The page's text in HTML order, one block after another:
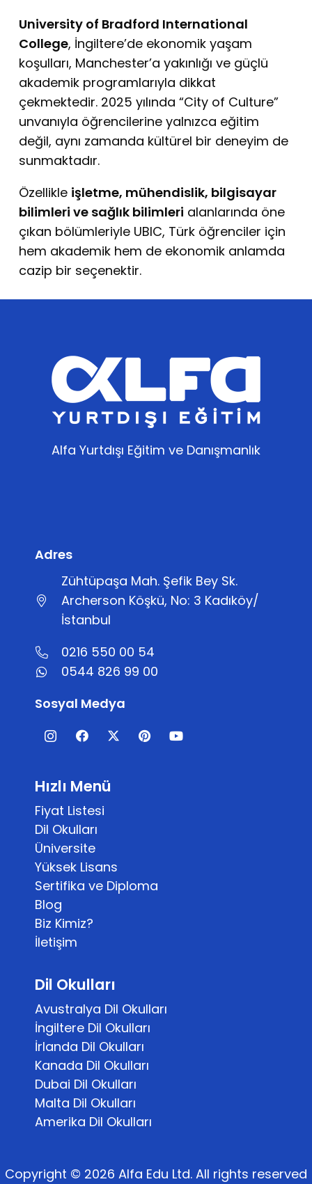
University of Bradford International
College, İngiltere’de ekonomik yaşam
koşulları, Manchester’a yakınlığı ve güçlü
akademik programlarıyla dikkat
çekmektedir. 2025 yılında “City of Culture”
unvanıyla öğrencilerine yalnızca eğitim
değil, aynı zamanda kültürel bir deneyim de
sunmaktadır.
Özellikle işletme, mühendislik, bilgisayar
bilimleri ve sağlık bilimleri alanlarında öne
çıkan bölümleriyle UBIC, Türk öğrenciler için
hem akademik hem de ekonomik anlamda
cazip bir seçenektir.
Alfa Yurtdışı Eğitim ve Danışmanlık
Adres
Zühtüpaşa Mah. Şefik Bey Sk.
Archerson Köşkü, No: 3 Kadıköy/
İstanbul
0216 550 00 54
0544 826 99 00
Sosyal Medya
Hızlı Menü
Fiyat Listesi
Dil Okulları
Üniversite
Yüksek Lisans
Sertifika ve Diploma
Blog
Biz Kimiz?
İletişim
Dil Okulları
Avustralya Dil Okulları
İngiltere Dil Okulları
İrlanda Dil Okulları
Kanada Dil Okulları
Dubai Dil Okulları
Malta Dil Okulları
Amerika Dil Okulları
Copyright © 2026 Alfa Edu Ltd. All rights reserved